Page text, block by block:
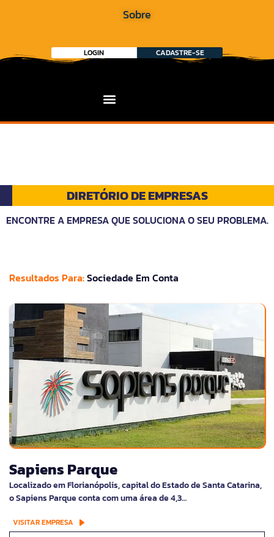
Sobre
LOGIN CADASTRE-SE
DIRETÓRIO DE EMPRESAS
ENCONTRE A EMPRESA QUE SOLUCIONA O SEU PROBLEMA.
Resultados Para:Sociedade Em Conta
Sapiens Parque
Localizado em Florianópolis, capital do Estado de Santa Catarina,
o Sapiens Parque conta com uma área de 4,3…
VISITAR EMPRESA